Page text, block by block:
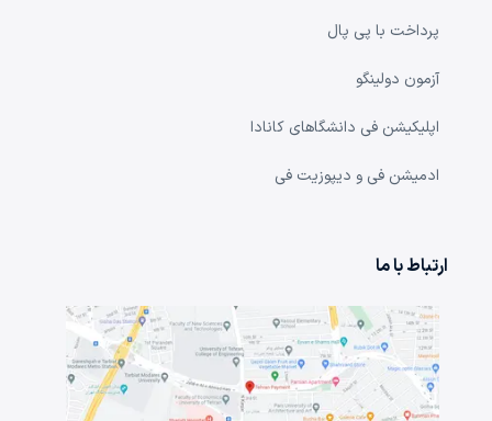
پرداخت با پی پال
آزمون دولینگو
اپلیکیشن فی دانشگا‌های کانادا
ادمیشن فی و دیپوزیت فی
ارتباط با ما